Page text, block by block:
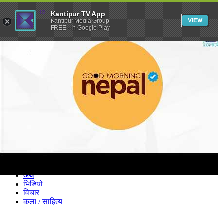
अर्थ
भिडियो
विचार
कला / साहित्य
Kantipur TV App
Kantipur Media Group
FREE - In Google Play
VIEW